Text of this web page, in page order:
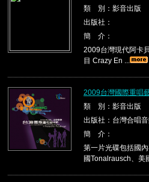
類 別：影音出版
出版社：
簡 介：
2009台灣現代阿卡
目 Crazy En ...
2009台灣國際重唱
類 別：影音出版
出版社：台灣合唱
簡 介：
第一片光碟包括國
國Tonalrausch、美